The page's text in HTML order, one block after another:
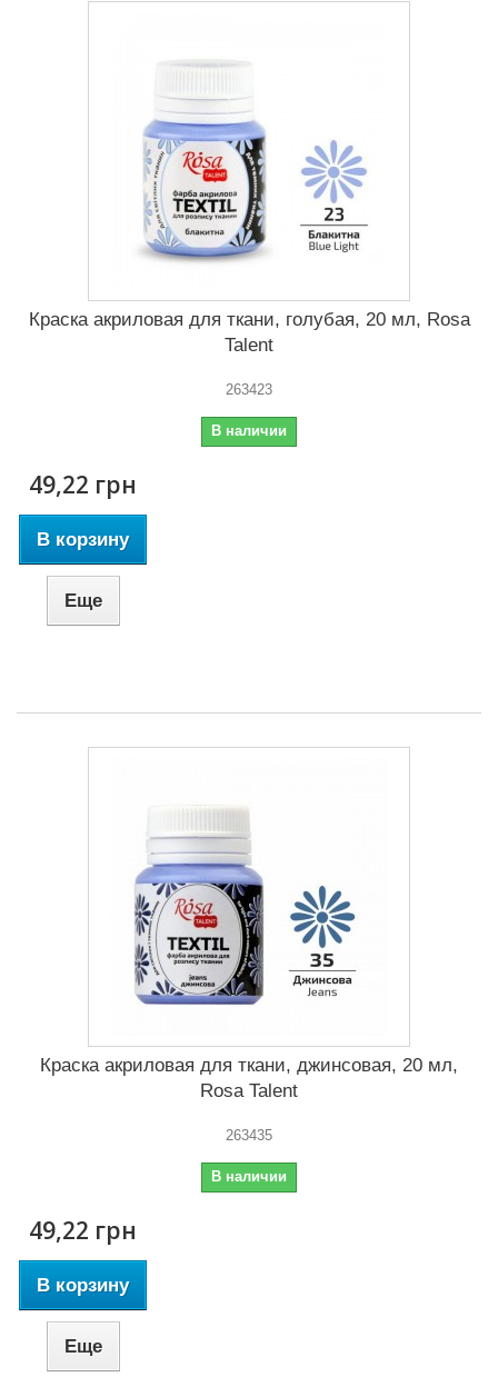
Краска акриловая для ткани, голубая, 20 мл, Rosa
Talent
263423
В наличии
49,22 грн
В корзину
Еще
Краска акриловая для ткани, джинсовая, 20 мл,
Rosa Talent
263435
В наличии
49,22 грн
В корзину
Еще